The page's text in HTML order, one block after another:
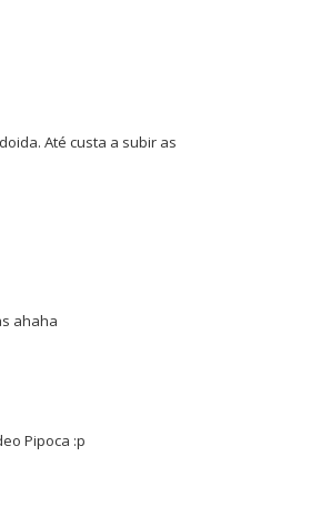
Até custa a subir as
ahaha
Pipoca :p